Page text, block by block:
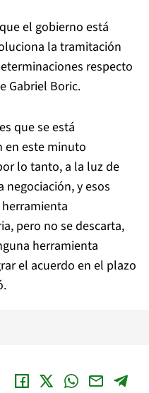
el gobierno está
la tramitación
respecto
Gabriel Boric.
que se está
en este minuto
lo tanto, a la luz de
negociación, y esos
pero no se descarta,
herramienta
el acuerdo en el plazo